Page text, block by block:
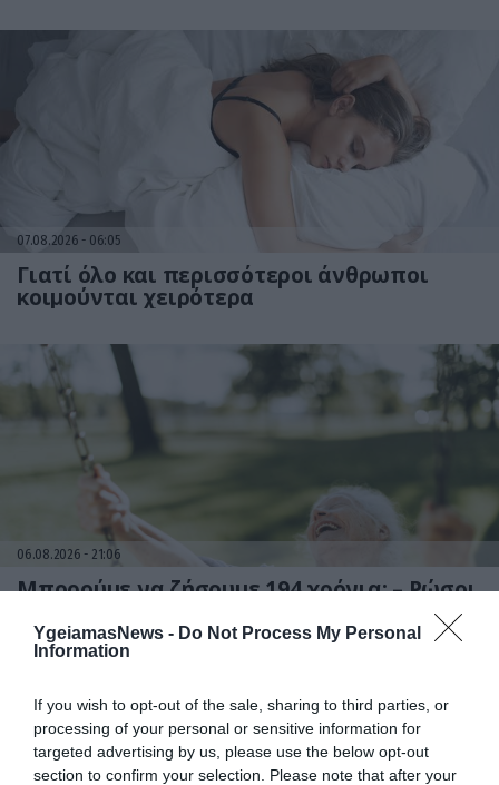
YgeiamasNews - Do Not Process My Personal
Information
If you wish to opt-out of the sale, sharing to third parties, or
processing of your personal or sensitive information for
targeted advertising by us, please use the below opt-out
section to confirm your selection. Please note that after your
07.08.2026 06:05
Γιατί όλο και περισσότεροι άνθρωποι
κοιμούνται χειρότερα
06.08.2026 21:06
Μπορούμε να ζήσουμε 194 χρόνια; – Ρώσοι
επιστήμονες εξετάζουν τα θεωρητικά όρια
της ανθρώπινης ζωής